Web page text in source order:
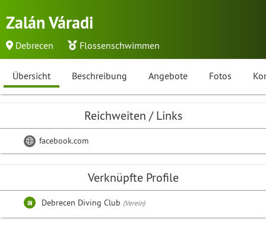
Zalán Váradi
Debrecen Flossenschwimmen
Übersicht Beschreibung Angebote Fotos
Reichweiten / Links
facebook.com
Verknüpfte Profile
Debrecen Diving Club (Verein)